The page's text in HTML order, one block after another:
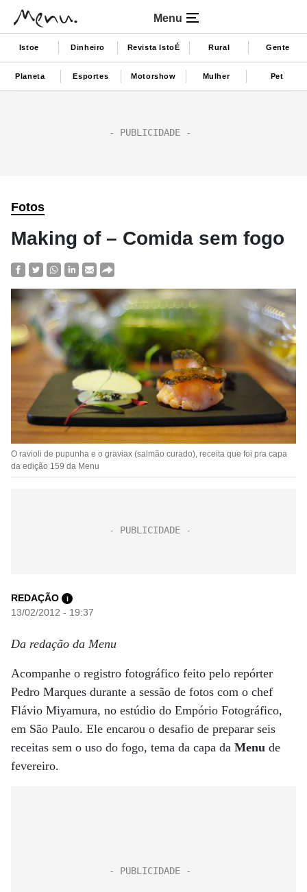
Menu
Istoe Dinheiro Revista IstoÉ Rural Gente
Planeta Esportes Motorshow Mulher Pet
Fotos
Making of – Comida sem fogo
O ravioli de pupunha e o graviax (salmão curado), receita que foi pra capa
da edição 159 da Menu
REDAÇÃO i
13/02/2012 - 19:37
Da redação da Menu
Acompanhe o registro fotográfico feito pelo repórter
Pedro Marques durante a sessão de fotos com o chef
Flávio Miyamura, no estúdio do Empório Fotográfico,
em São Paulo. Ele encarou o desafio de preparar seis
receitas sem o uso do fogo, tema da capa da Menu de
fevereiro.